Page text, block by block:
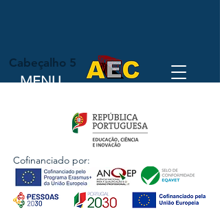
Cofinanciado por:
MENU
Cabeçalho 5